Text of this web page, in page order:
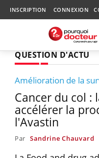
INSCRIPTION CONNEXION
QUESTION D'ACTU
Amélioration de la
Cancer du col :
accélérer la
l'Avastin
Par Sandrine Chauvard